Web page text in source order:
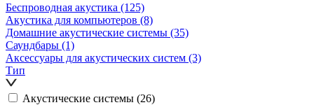
Беспроводная акустика (125)
Акустика для компьютеров (8)
Домашние акустические системы (35)
Саундбары (1)
Аксессуары для акустических систем (3)
Тип
Акустические системы (26)